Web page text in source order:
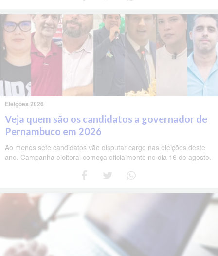
Eleições 2026
Veja quem são os candidatos a governador de
Pernambuco em 2026
Ao menos sete candidatos vão disputar cargo nas eleições deste
ano. Campanha eleitoral começa oficialmente no dia 16 de agosto.